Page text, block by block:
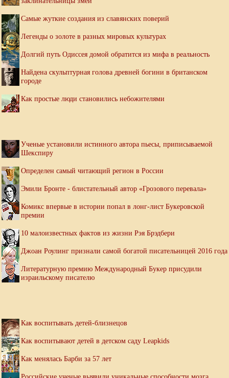
Самые жуткие создания из славянских поверий
Легенды о золоте в разных мировых культурах
Долгий путь Одиссея домой обратится из мифа в реальность
Найдена скульптурная голова древней богини в британском
городе
Как простые люди становились небожителями
Ученые установили истинного автора пьесы, приписываемой
Шекспиру
Определен самый читающий регион в России
Эмили Бронте - блистательный автор «Грозового перевала»
Комикс впервые в истории попал в лонг-лист Букеровской
премии
10 малоизвестных фактов из жизни Рэя Брэдбери
Джоан Роулинг признали самой богатой писательницей 2016 года
Литературную премию Международный Букер присудили
израильскому писателю
Как воспитывать детей-близнецов
Как воспитывают детей в детском саду Leapkids
Как менялась Барби за 57 лет